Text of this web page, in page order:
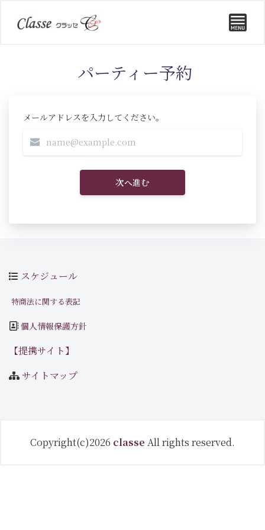
パーティー予約
メールアドレスを入力してください。
次へ進む
スケジュール
特商法に関する表記
個人情報保護方針
【提携サイト】
サイトマップ
Copyright(c)2026 classe All rights reserved.